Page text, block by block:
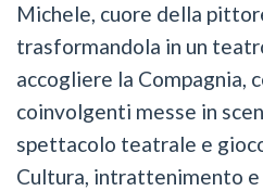
Michele, cuore della
trasformandola in un
accogliere la Compagnia,
coinvolgenti messe in
spettacolo teatrale e
Cultura, intrattenimento